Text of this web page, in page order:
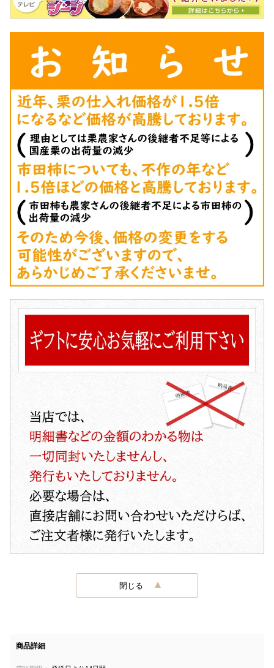
閉じる
商品詳細